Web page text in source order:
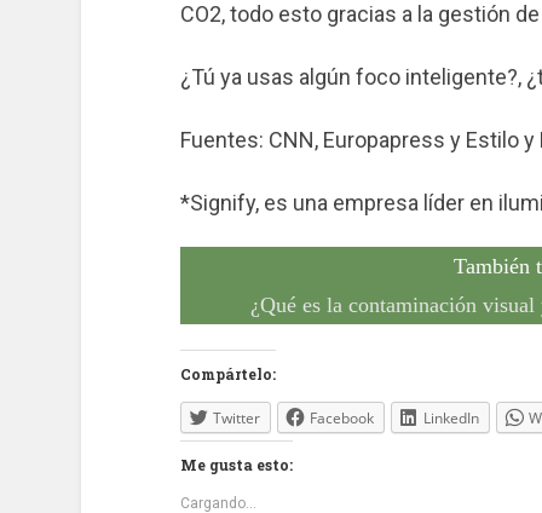
CO2, todo esto gracias a la gestión
¿Tú ya usas algún foco inteligente?,
Fuentes: CNN, Europapress y Estilo y
*Signify, es una empresa líder en
También
¿Qué es la contaminación
Compártelo:
Twitter Facebook LinkedIn
Me gusta esto:
Cargando...